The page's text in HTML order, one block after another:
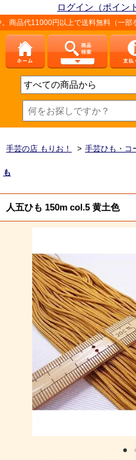
ログイン（ポイン
以上で送料無料（一部を除く）、ネ
手芸の店 もりお！ > 手芸ひも・コ
も
人五ひも 150m col.5 黄土色